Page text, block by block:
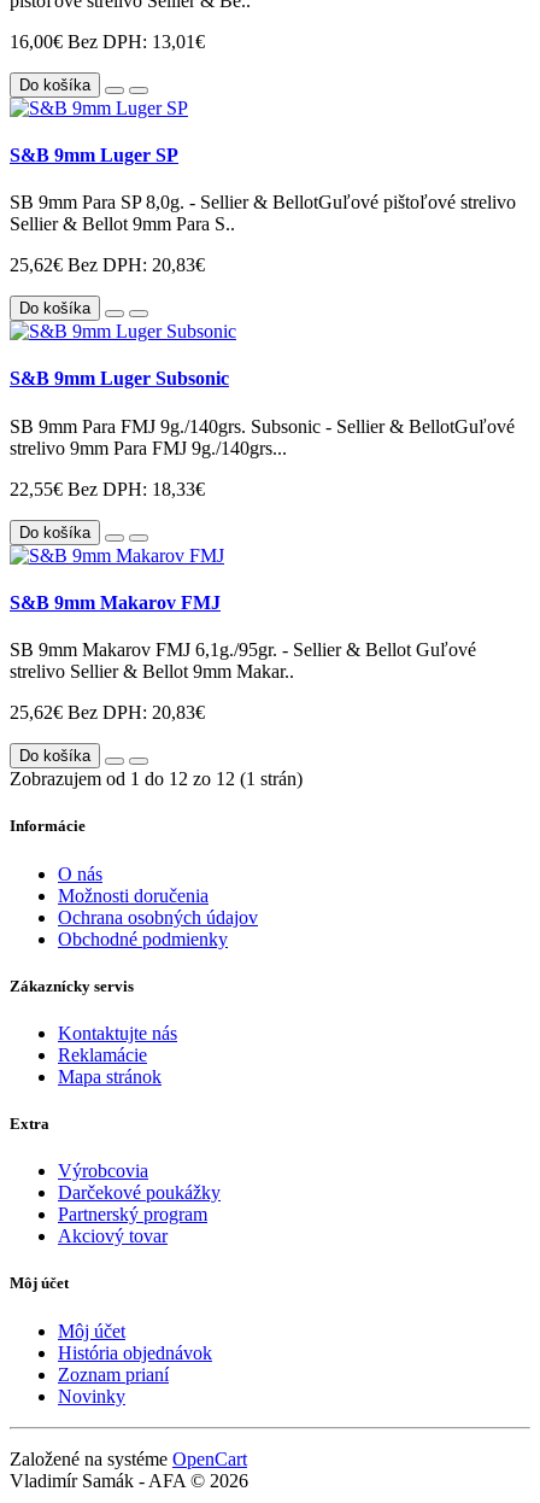
16,00€ Bez DPH: 13,01€
Do košíka
S&B 9mm Luger SP
SB 9mm Para SP 8,0g. - Sellier & BellotGuľové pištoľové strelivo
Sellier & Bellot 9mm Para S..
25,62€ Bez DPH: 20,83€
Do košíka
S&B 9mm Luger Subsonic
SB 9mm Para FMJ 9g./140grs. Subsonic - Sellier & BellotGuľové
strelivo 9mm Para FMJ 9g./140grs...
22,55€ Bez DPH: 18,33€
Do košíka
S&B 9mm Makarov FMJ
SB 9mm Makarov FMJ 6,1g./95gr. - Sellier & Bellot Guľové
strelivo Sellier & Bellot 9mm Makar..
25,62€ Bez DPH: 20,83€
Do košíka
Zobrazujem od 1 do 12 zo 12 (1 strán)
Informácie
O nás
Možnosti doručenia
Ochrana osobných údajov
Obchodné podmienky
Zákaznícky servis
Kontaktujte nás
Reklamácie
Mapa stránok
Extra
Výrobcovia
Darčekové poukážky
Partnerský program
Akciový tovar
Môj účet
Môj účet
História objednávok
Zoznam prianí
Novinky
Založené na systéme OpenCart
Vladimír Samák - AFA © 2026